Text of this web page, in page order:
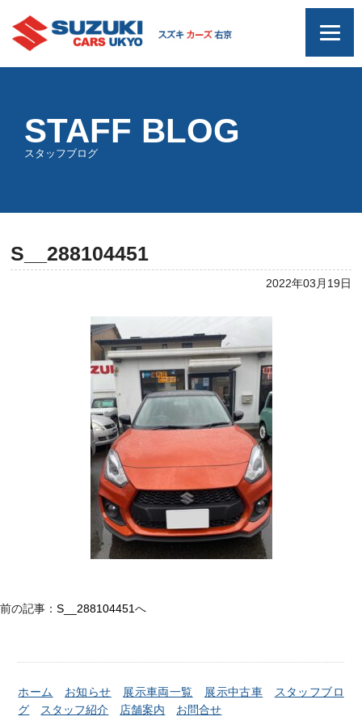
STAFF BLOG
スタッフブログ
S__288104451
2022年03月19日
前の記事： S__288104451へ
ホーム お知らせ 展示車両一覧 展示中古車
スタッフブロ
グ
スタッフ紹介 店舗案内 お問合せ